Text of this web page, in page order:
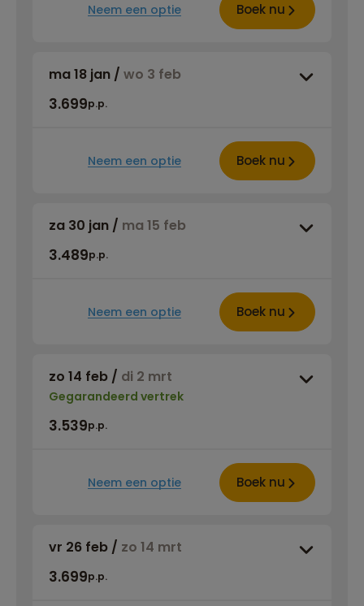
Neem een optie Boek nu
ma 18 jan / wo 3 feb
3.699p.p.
Neem een optie Boek nu
za 30 jan / ma 15 feb
3.489p.p.
Neem een optie Boek nu
zo 14 feb / di 2 mrt
Gegarandeerd vertrek
3.539p.p.
Neem een optie Boek nu
vr 26 feb / zo 14 mrt
3.699p.p.